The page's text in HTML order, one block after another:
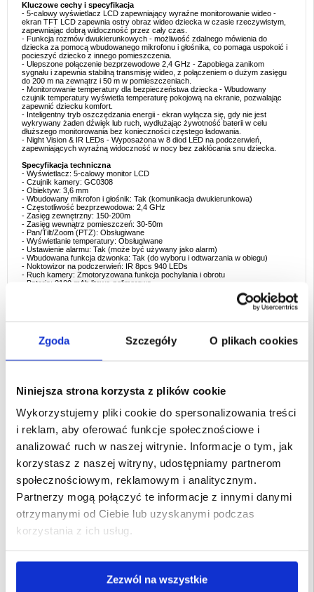
Zgoda Szczegóły O plikach cookies
Niniejsza strona korzysta z plików cookie
Wykorzystujemy pliki cookie do spersonalizowania treści
i reklam, aby oferować funkcje społecznościowe i
analizować ruch w naszej witrynie. Informacje o tym, jak
korzystasz z naszej witryny, udostępniamy partnerom
społecznościowym, reklamowym i analitycznym.
Partnerzy mogą połączyć te informacje z innymi danymi
otrzymanymi od Ciebie lub uzyskanymi podczas
korzystania z ich usług.
Zezwól na wszystkie
Kluczowe cechy i specyfikacja
- 5-calowy wyświetlacz LCD zapewniający wyraźne monitorowanie wideo -
ekran TFT LCD zapewnia ostry obraz wideo dziecka w czasie rzeczywistym,
zapewniając dobrą widoczność przez cały czas.
- Funkcja rozmów dwukierunkowych - możliwość zdalnego mówienia do
dziecka za pomocą wbudowanego mikrofonu i głośnika, co pomaga uspokoić i
pocieszyć dziecko z innego pomieszczenia.
- Ulepszone połączenie bezprzewodowe 2,4 GHz - Zapobiega zanikom
sygnału i zapewnia stabilną transmisję wideo, z połączeniem o dużym zasięgu
do 200 m na zewnątrz i 50 m w pomieszczeniach.
- Monitorowanie temperatury dla bezpieczeństwa dziecka - Wbudowany
czujnik temperatury wyświetla temperaturę pokojową na ekranie, pozwalając
zapewnić dziecku komfort.
- Inteligentny tryb oszczędzania energii - ekran wyłącza się, gdy nie jest
wykrywany żaden dźwięk lub ruch, wydłużając żywotność baterii w celu
dłuższego monitorowania bez konieczności częstego ładowania.
- Night Vision & IR LEDs - Wyposażona w 8 diod LED na podczerwień,
zapewniających wyraźną widoczność w nocy bez zakłócania snu dziecka.
Specyfikacja techniczna
- Wyświetlacz: 5-calowy monitor LCD
- Czujnik kamery: GC0308
- Obiektyw: 3,6 mm
- Wbudowany mikrofon i głośnik: Tak (komunikacja dwukierunkowa)
- Częstotliwość bezprzewodowa: 2,4 GHz
- Zasięg zewnętrzny: 150-200m
- Zasięg wewnątrz pomieszczeń: 30-50m
- Pan/Tilt/Zoom (PTZ): Obsługiwane
- Wyświetlanie temperatury: Obsługiwane
- Ustawienie alarmu: Tak (może być używany jako alarm)
- Wbudowana funkcja dzwonka: Tak (do wyboru i odtwarzania w obiegu)
- Noktowizor na podczerwień: IR 8pcs 940 LEDs
- Ruch kamery: Zmotoryzowana funkcja pochylania i obrotu
- Bateria: 2100 mAh litowo-polimerowa
- 1 x zasilacz (nadajnik)
- 1 x zestaw śrub przeciwwybuchowych
- Idealny do monitorowania dziecka - Oglądaj spokojny sen niemowlęcia dzięki
- Doskonała do monitorowania osób starszych lub zwierząt domowych -
czujnik temperatury i wykrywanie ruchu sprawiają, że jest to doskonałe
urządzenie do monitorowania osób starszych lub zwierząt domowych.
- Wygodny do ochrony domu - Miej oko na pokoje, drzwi lub żłobki,
zapewniając dodatkowe bezpieczeństwo podczas nieobecności.
- Idealny dla pracujących rodziców - Pozostań w kontakcie z dzieckiem,
pracując w domu lub wykonując obowiązki domowe.
Dlaczego warto kupić elektroniczną nianię SM650?
- Krystalicznie czysty obraz i dźwięk - 5-calowy wyświetlacz zapewnia
ostry obraz, a dwukierunkowa rozmowa pozwala zdalnie pocieszyć
dziecko.
- Niezawodna łączność bezprzewodowa - technologia bezprzewodowa
2,4 GHz zapewnia stabilne monitorowanie na duże odległości bez
zakłóceń.
- Inteligentne funkcje zapewniające bezpieczeństwo - monitorowanie
wydłuża żywotność baterii, zmniejszając potrzebę częstego ładowania.
lub na ścianie zapewnia wszechstronne możliwości ustawienia kamery
w celu uzyskania najlepszych kątów widzenia.